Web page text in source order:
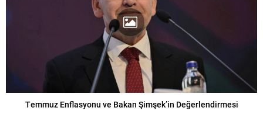
Temmuz Enflasyonu ve Bakan Şimşek’in Değerlendirmesi